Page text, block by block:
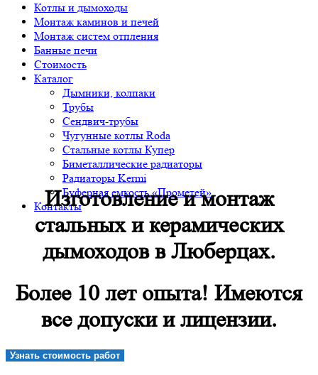
Котлы и дымоходы
Монтаж каминов и печей
Монтаж систем отпления
Банные печи
Стоимость
Каталог
Дымники, колпаки
Трубы
Сендвич-трубы
Чугунные котлы Roda
Стальные котлы Купер
Биметаллические радиаторы
Радиаторы Kermi
Буферная емкость «Прометей»
Контакты
Изготовление и монтаж
стальных и керамических
дымоходов в Люберцах.
Более 10 лет опыта! Имеются
все допуски и лицензии.
Узнать стоимость работ